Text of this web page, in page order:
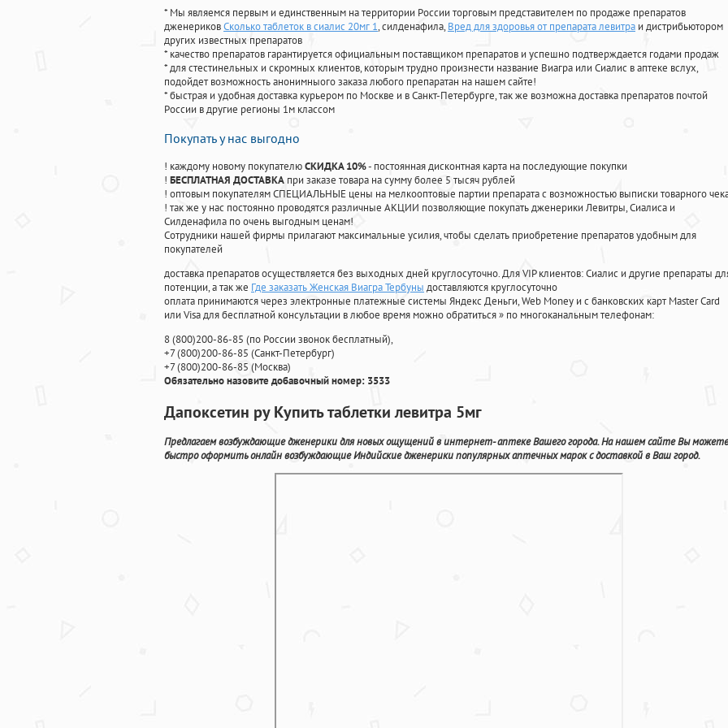
* Мы являемся первым и единственным на территории России торговым представителем по продаже препаратов
дженериковСколько таблеток в сиалис 20мг 1, силденафила, Вред для здоровья от препарата левитра и дистрибьютором
других известных препаратов
* качество препаратов гарантируется официальным поставщиком препаратов и успешно подтверждается годами продаж
* для стестинельных и скромных клиентов, которым трудно произнести название Виагра или Сиалис в аптеке вслух,
подойдет возможность анонимныого заказа любого препаратан на нашем сайте!
* быстрая и удобная доставка курьером по Москве и в Санкт-Петербурге, так же возможна доставка препаратов почтой
России в другие регионы 1м классом
Покупать у нас выгодно
! каждому новому покупателюСКИДКА 10%- постоянная дисконтная карта на последующие покупки
! БЕСПЛАТНАЯ ДОСТАВКА при заказе товара на сумму более 5 тысяч рублей
! оптовым покупателям СПЕЦИАЛЬНЫЕ цены на мелкооптовые партии препарата с возможностью выписки товарного
! так же у нас постоянно проводятся различные АКЦИИ позволяющие покупать дженерики Левитры, Сиалиса и
Силденафила по очень выгодным ценам!
Cотрудники нашей фирмы прилагают максимальные усилия, чтобы сделать приобретение препаратов удобным для
покупателей
доставка препаратов осуществляется без выходных дней круглосуточно. Для VIP клиентов: Сиалис и другие препараты
потенции, а так же Где заказать Женская Виагра Тербуны доставляются круглосуточно
оплата принимаются через электронные платежные системы Яндекс Деньги, Web Money и с банковских карт Master Card
или Visa для бесплатной консультации в любое время можно обратиться» по многоканальным телефонам:
8(800)200-86-85 (по России звонок бесплатный),
+7(800)200-86-85 (Санкт-Петербург)
+7(800)200-86-85 (Москва)
Обязательно назовите добавочный номер: 3533
Дапоксетин ру Купить таблетки левитра 5мг
Предлагаем возбуждающие дженерики для новых ощущений в интернет- аптеке Вашего города. На нашем сайте Вы можете
быстро оформить онлайн возбуждающие Индийские дженерики популярных аптечных марок с доставкой в Ваш город.